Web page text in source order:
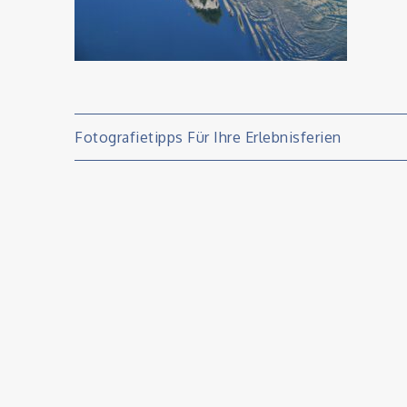
Fotografietipps Für Ihre Erlebnisferien